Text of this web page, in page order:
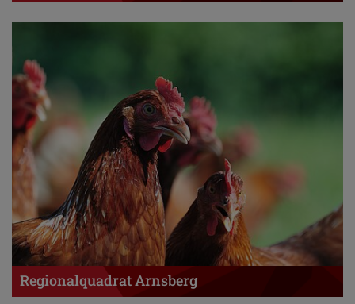
Regionalquadrat Arnsberg